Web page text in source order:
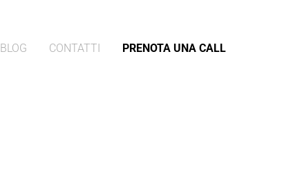
BLOG CONTATTI PRENOTA UNA CALL